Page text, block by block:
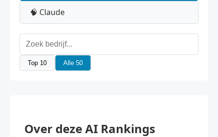
🧠 Claude
Top 10 Alle 50
Over deze AI Rankings